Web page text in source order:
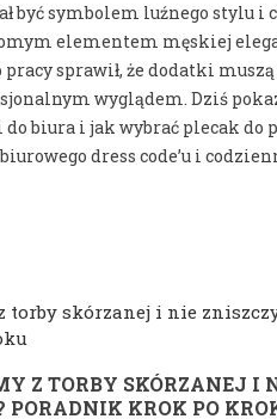
być symbolem luźnego stylu i
elementem męskiej
sprawił, że dodatki muszą
wyglądem. Dziś
biura i jak wybrać plecak do
dress code’u i
Z TORBY SKÓRZANEJ I
PORADNIK KROK PO